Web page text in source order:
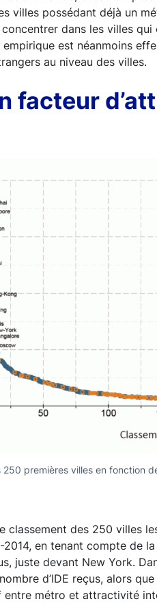
villes possédant déjà un
dans les villes
empirique est néanmoins
au niveau des villes.
facteur
premières villes en fonction
classement des 250 villes
en tenant compte de
juste devant New York.
d’IDE reçus, alors
entre métro et attractivité